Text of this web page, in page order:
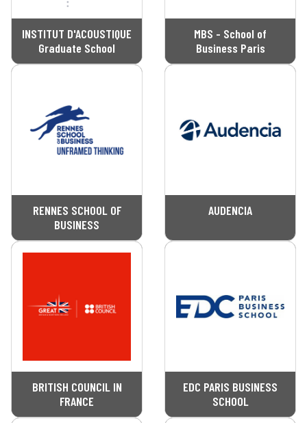
INSTITUT D'ACOUSTIQUE
Graduate School
MBS - School of
Business Paris
RENNES SCHOOL OF
BUSINESS
AUDENCIA
BRITISH COUNCIL IN
FRANCE
EDC PARIS BUSINESS
SCHOOL